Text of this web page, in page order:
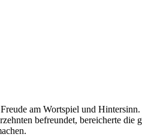
am Wortspiel und
befreundet, bereicherte die